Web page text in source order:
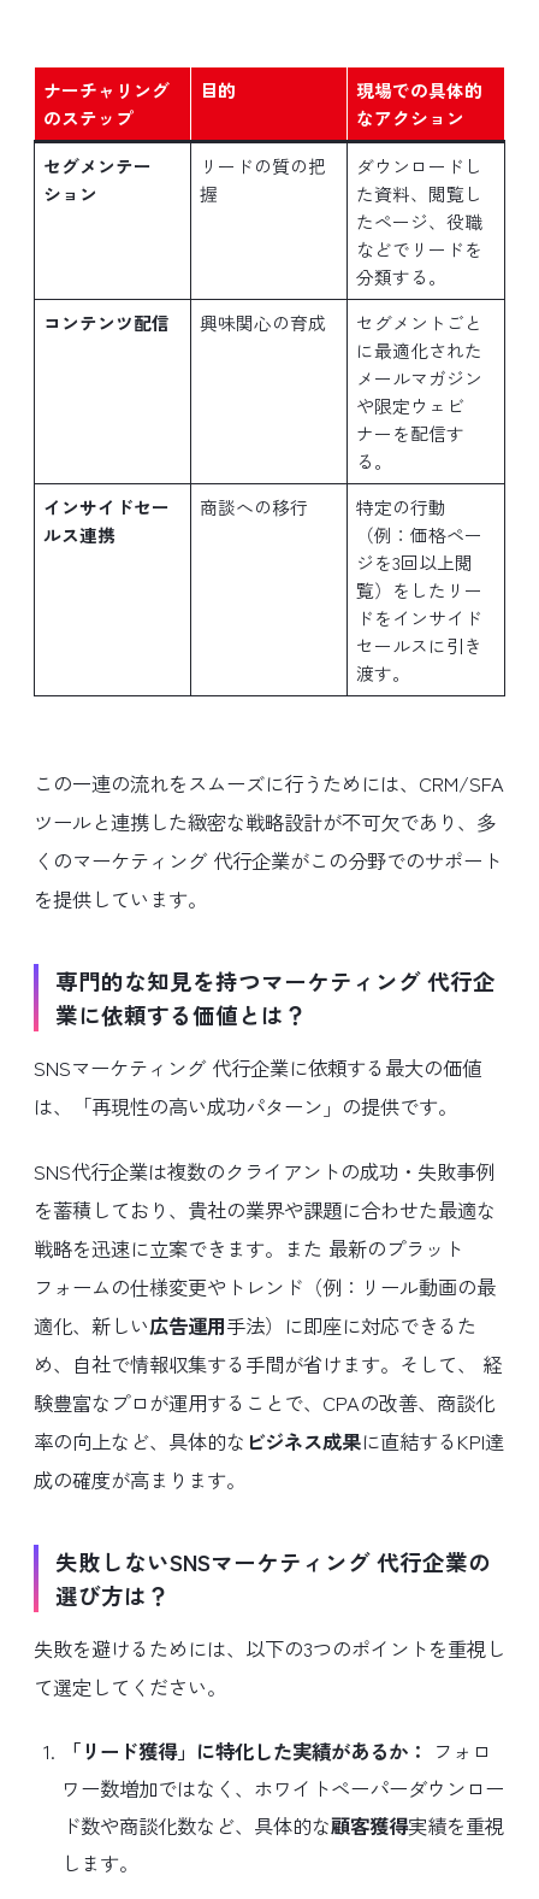
ナーチャリング
のステップ
目的
現場での具体的
なアクション
セグメンテー
ション
リードの質の把
握
ダウンロードし
た資料、閲覧し
たページ、役職
などでリードを
分類する。
コンテンツ配信
興味関心の育成
セグメントごと
に最適化された
メールマガジン
や限定ウェビ
ナーを配信す
る。
インサイドセー
ルス連携
商談への移行
特定の行動
（例：価格ペー
ジを3回以上閲
覧）をしたリー
ドをインサイド
セールスに引き
渡す。
この一連の流れをスムーズに行うためには、CRM/SFA
ツールと連携した緻密な戦略設計が不可欠であり、多
くのマーケティング 代行企業がこの分野でのサポート
を提供しています。
専門的な知見を持つマーケティング 代行企
業に依頼する価値とは？
SNSマーケティング 代行企業に依頼する最大の価値
は、「再現性の高い成功パターン」の提供です。
SNS代行企業は複数のクライアントの成功・失敗事例
を蓄積しており、貴社の業界や課題に合わせた最適な
戦略を迅速に立案できます。また 最新のプラット
フォームの仕様変更やトレンド（例：リール動画の最
適化、新しい広告運用手法）に即座に対応できるた
め、自社で情報収集する手間が省けます。そして、 経
験豊富なプロが運用することで、CPAの改善、商談化
率の向上など、具体的な ビジネス成果に直結するKPI達
成の確度が高まります。
失敗しないSNSマーケティング 代行企業の
選び方は？
失敗を避けるためには、以下の3つのポイントを重視し
て選定してください。
「リード獲得」に特化した実績があるか： フォロ
ワー数増加ではなく、ホワイトペーパーダウンロー
ド数や商談化数など、具体的な顧客獲得実績を重視
します。